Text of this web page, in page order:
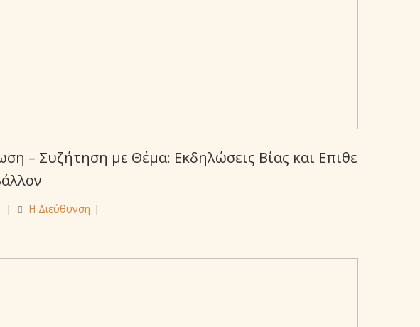
– Συζήτηση με Θέμα: Εκδηλώσεις Βίας και Επιθε
| Η Διεύθυνση |